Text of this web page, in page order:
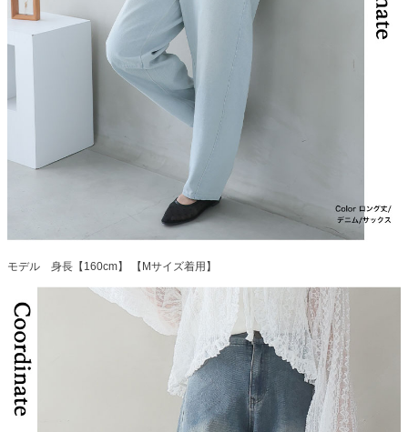
モデル 身長【160cm】 【Mサイズ着用】